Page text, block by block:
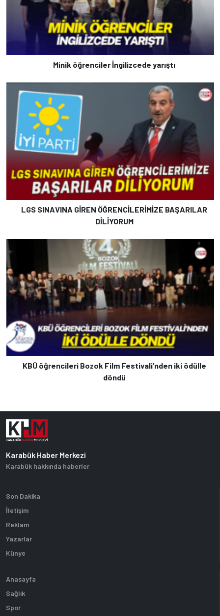
Minik öğrenciler İngilizcede yarıştı
LGS SINAVINA GİREN ÖĞRENCİLERİMİZE BAŞARILAR
DİLİYORUM
KBÜ öğrencileri Bozok Film Festivali’nden iki ödülle
döndü
Karabük Haber Merkezi
Karabük hakkında haberler
Son Dakika
İletişim
Reklam
Yazarlar
Künye
Anasayfa
Sağlık
Spor